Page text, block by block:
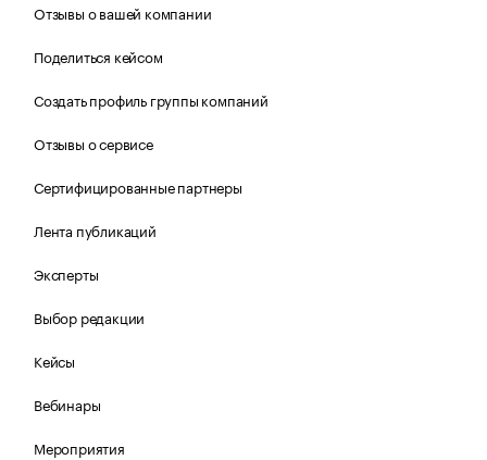
Отзывы о вашей компании
Поделиться кейсом
Создать профиль группы компаний
Отзывы о сервисе
Сертифицированные партнеры
Лента публикаций
Эксперты
Выбор редакции
Кейсы
Вебинары
Мероприятия